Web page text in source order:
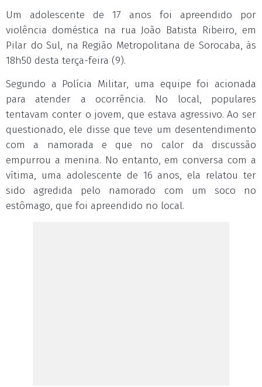
Um adolescente de 17 anos foi apreendido por
violência doméstica na rua João Batista Ribeiro, em
Pilar do Sul, na Região Metropolitana de Sorocaba, às
18h50 desta terça-feira (9).
Segundo a Polícia Militar, uma equipe foi acionada
para atender a ocorrência. No local, populares
tentavam conter o jovem, que estava agressivo. Ao ser
questionado, ele disse que teve um desentendimento
com a namorada e que no calor da discussão
empurrou a menina. No entanto, em conversa com a
vítima, uma adolescente de 16 anos, ela relatou ter
sido agredida pelo namorado com um soco no
estômago, que foi apreendido no local.